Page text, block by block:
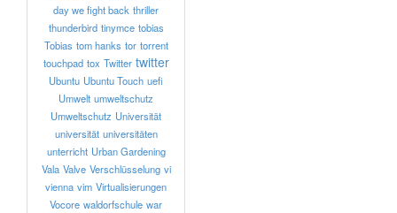
day we fight back thriller
thunderbird tinymce tobias
Tobias tom hanks tor torrent
touchpad tox Twitter twitter
Ubuntu Ubuntu Touch uefi
Umwelt umweltschutz
Umweltschutz Universität
universität universitäten
unterricht Urban Gardening
Vala Valve Verschlüsselung vi
vienna vim Virtualisierungen
Vocore waldorfschule war